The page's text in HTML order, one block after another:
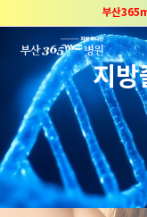
부산
부산365mc
2025 "부
부산
부산365mc
2025 "부
지방